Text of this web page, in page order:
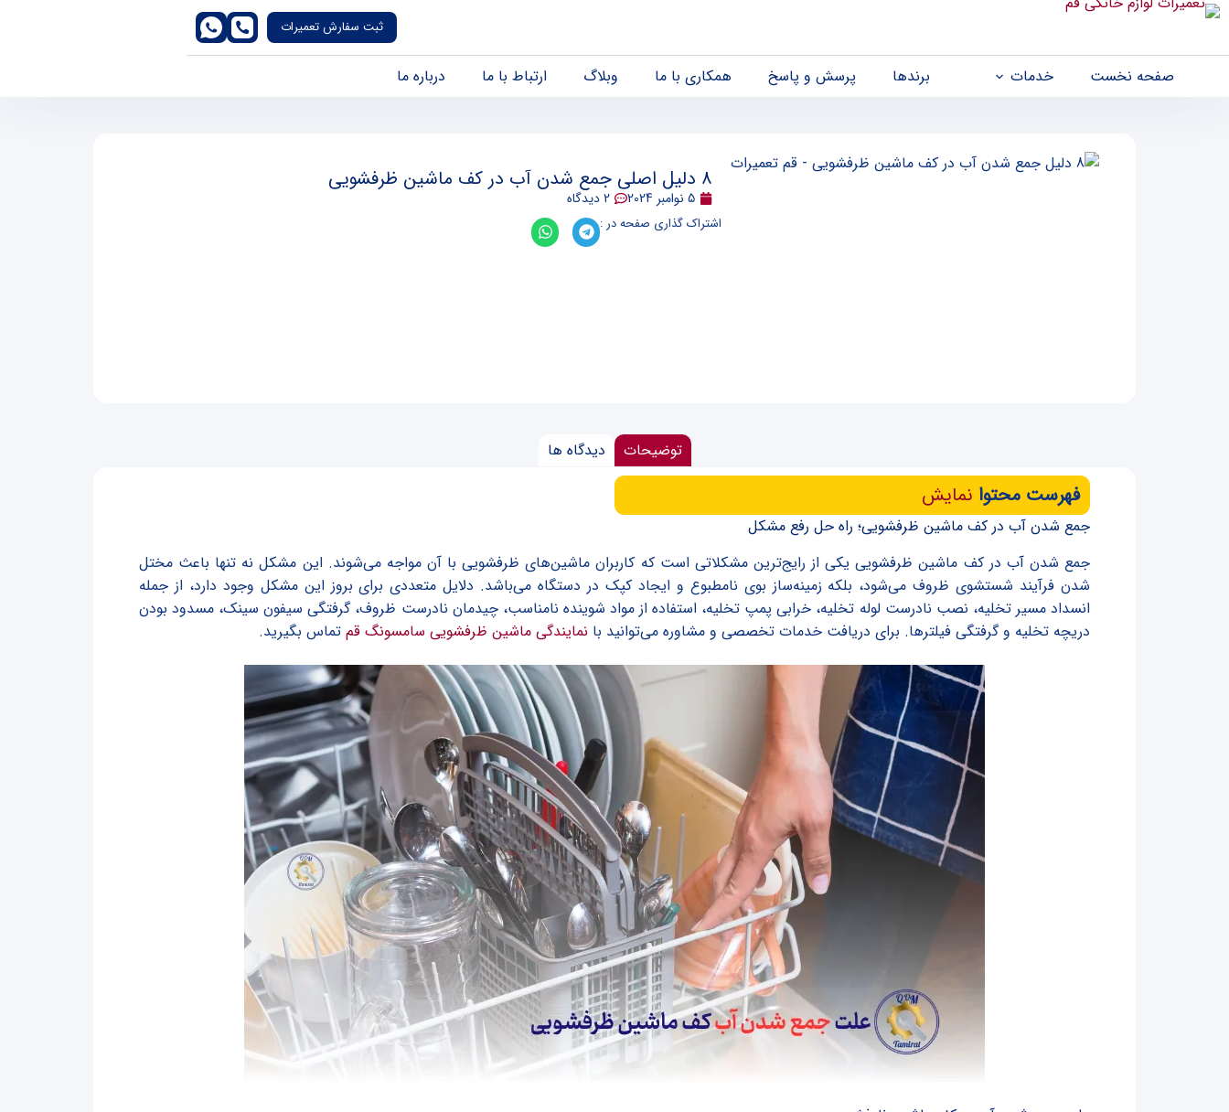
ثبت سفارش تعمیرات
صفحه نخست خدمات برندها پرسش و پاسخ همکاری با ما وبلاگ ارتباط با ما درباره ما
8 دلیل اصلی جمع شدن آب در کف ماشین ظرفشویی
5 نوامبر 2024 2 دیدگاه
اشتراک گذاری صفحه در :
توضیحات دیدگاه‌ ها
فهرست محتوا نمایش
جمع شدن آب در کف ماشین ظرفشویی؛ راه حل رفع مشکل
جمع شدن آب در کف ماشین ظرفشویی یکی از رایج‌ترین مشکلاتی است که کاربران ماشین‌های ظرفشویی با آن مواجه می‌شوند. این مشکل نه تنها باعث مختل
شدن فرآیند شستشوی ظروف می‌شود، بلکه زمینه‌ساز بوی نامطبوع و ایجاد کپک در دستگاه می‌باشد. دلایل متعددی برای بروز این مشکل وجود دارد، از جمله
انسداد مسیر تخلیه، نصب نادرست لوله تخلیه، خرابی پمپ تخلیه، استفاده از مواد شوینده نامناسب، چیدمان نادرست ظروف، گرفتگی سیفون سینک، مسدود بودن
دریچه تخلیه و گرفتگی فیلترها. برای دریافت خدمات تخصصی و مشاوره می‌توانید با نمایندگی ماشین ظرفشویی سامسونگ قم تماس بگیرید.